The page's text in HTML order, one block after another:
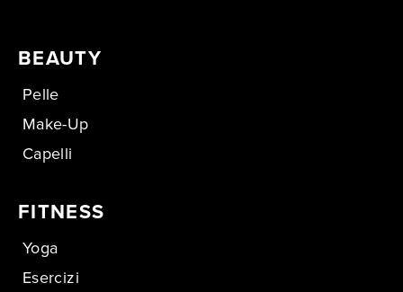
BEAUTY
Pelle
Make-Up
Capelli
FITNESS
Yoga
Esercizi